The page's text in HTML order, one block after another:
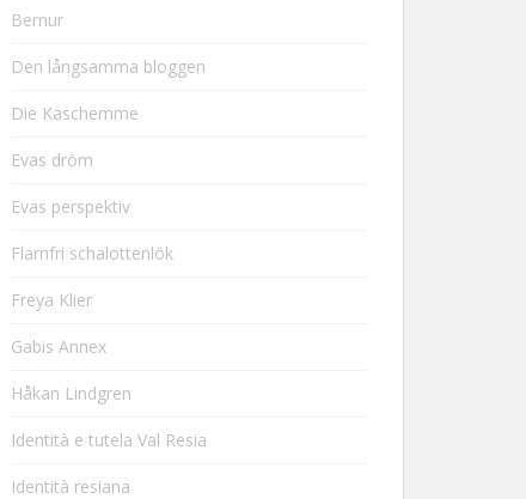
Bernur
Den långsamma bloggen
Die Kaschemme
Evas dröm
Evas perspektiv
Flarnfri schalottenlök
Freya Klier
Gabis Annex
Håkan Lindgren
Identità e tutela Val Resia
Identità resiana